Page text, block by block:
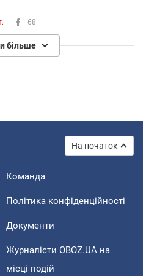
68
більше
На початок
Команда
Політика конфіденційності
Документи
Журналісти OBOZ.UA на
місці подій